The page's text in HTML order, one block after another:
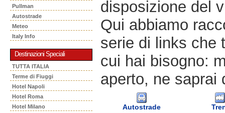
Pullman
Autostrade
Meteo
Italy Info
Destinazioni Speciali
TUTTA ITALIA
Terme di Fiuggi
Hotel Napoli
Hotel Roma
Hotel Milano
disposizione del
Qui abbiamo
serie di links che
cui hai bisogno:
aperto, ne saprai
Autostrade